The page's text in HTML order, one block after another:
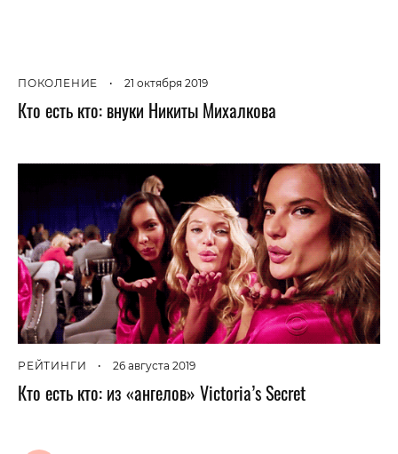
ПОКОЛЕНИЕ • 21 октября 2019
Кто есть кто: внуки Никиты Михалкова
РЕЙТИНГИ • 26 августа 2019
Кто есть кто: из «ангелов» Victoria’s Secret